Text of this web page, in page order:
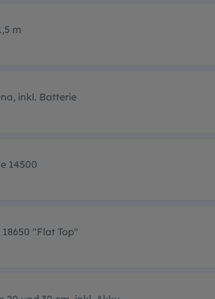
m
inkl. Batterie
14500
"Flat Top"